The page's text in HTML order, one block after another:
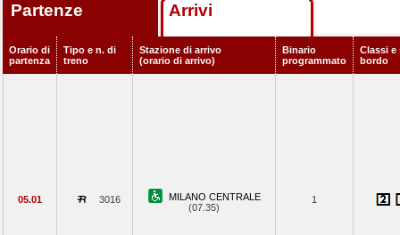
Partenze Arrivi
Orario di
partenza
Tipo e n. di
treno
Stazione di arrivo
(orario di arrivo)
Binario
programmato
Classi e
bordo
05.01 3016
MILANO CENTRALE
(07.35)
1